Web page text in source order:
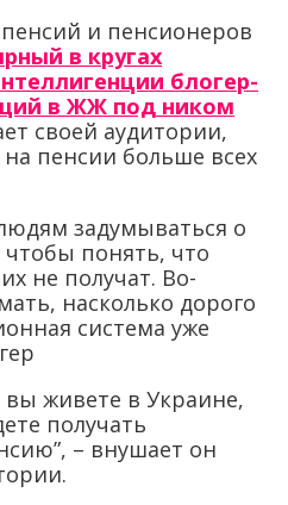
и пенсионеров
в кругах
блогер-
в ЖЖ под ником
своей аудитории,
пенсии больше всех
задумываться о
понять, что
не получат. Во-
насколько дорого
система уже
вы живете в Украине,
получать
– внушает он